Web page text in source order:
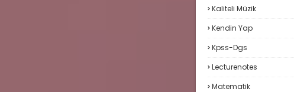
Kaliteli Müzik
Kendin Yap
Kpss-Dgs
Lecturenotes
Matematik